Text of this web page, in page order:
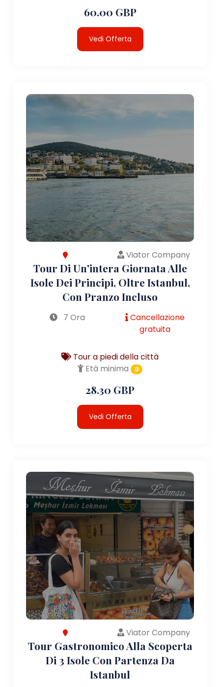
60.00 GBP
Vedi Offerta
Viator Company
Tour Di Un'intera Giornata Alle
Isole Dei Principi, Oltre Istanbul,
Con Pranzo Incluso
7 Ora
Cancellazione
gratuita
Tour a piedi della città
Età minima
0
28.30 GBP
Vedi Offerta
Viator Company
Tour Gastronomico Alla Scoperta
Di 3 Isole Con Partenza Da
Istanbul